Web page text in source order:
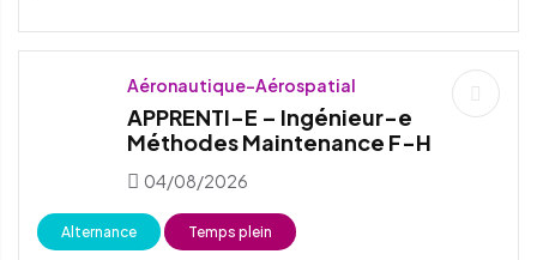
Aéronautique-Aérospatial
APPRENTI-E – Ingénieur-e
Méthodes Maintenance F-H
04/08/2026
Alternance Temps plein